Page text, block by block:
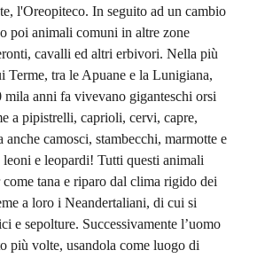
l'Oreopiteco. In seguito ad un cambio
poi animali comuni in altre zone
cavalli ed altri erbivori. Nella più
Terme, tra le Apuane e la Lunigiana,
anni fa vivevano giganteschi orsi
a pipistrelli, caprioli, cervi, capre,
camosci, stambecchi, marmotte e
e leopardi! Tutti questi animali
tana e riparo dal clima rigido dei
a loro i Neandertaliani, di cui si
e sepolture. Successivamente l’uomo
più volte, usandola come luogo di